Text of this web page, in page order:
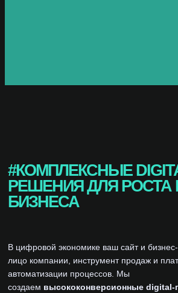
#КОМПЛЕКСНЫЕ
РЕШЕНИЯ ДЛЯ РОСТА
БИЗНЕСА
В цифровой экономике ваш сайт и
лицо компании, инструмент продаж и
автоматизации процессов. Мы
создаем высококонверсионные digital-